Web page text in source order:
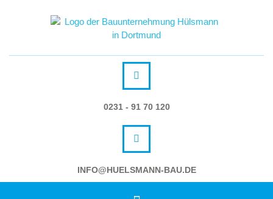
0231 - 91 70 120
INFO@HUELSMANN-BAU.DE